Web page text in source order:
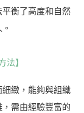
衡了高度和自然
法】
緻，能夠與組織
需由經驗豐富的